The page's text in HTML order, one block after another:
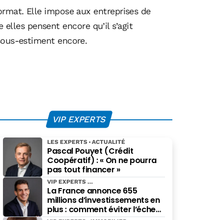
Elle impose aux entreprises de
pensent encore qu’il s’agit
estiment encore.
VIP EXPERTS
Pascal Pouyet (Crédit
Coopératif) : « On ne pourra
pas tout financer »
LES EXPERTS ACTUALITÉ
La France annonce 655
millions d’investissements en
plus : comment éviter l’échec
VIP EXPERTS